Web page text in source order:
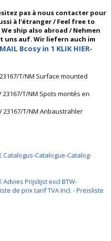
pas à nous contacter pour
à l'étranger / Feel free to
ship also abroad / Nehmen
uns auf. Wir liefern auch im
MAIL Bcosy in 1 KLIK HIER-
T/NM Surface mounted
23167/T/NM Spots montés en
23167/T/NM Anbaustrahler
Catalogus-Catalogue-Catalog-
Advies Prijslijst excl BTW-
de prix tarif TVA Incl. - Preisliste